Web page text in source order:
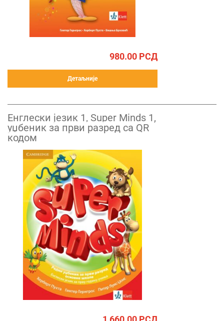
980.00 РСД
Детаљније
Енглески језик 1, Super Minds 1,
уџбеник за први разред са QR
кодом